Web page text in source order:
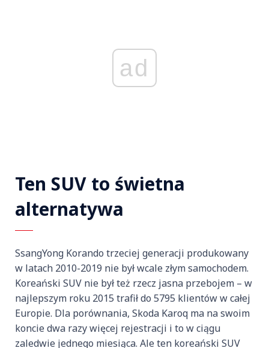
ad
Ten SUV to świetna
alternatywa
SsangYong Korando trzeciej generacji produkowany
w latach 2010-2019 nie był wcale złym samochodem.
Koreański SUV nie był też rzecz jasna przebojem – w
najlepszym roku 2015 trafił do 5795 klientów w całej
Europie. Dla porównania, Skoda Karoq ma na swoim
koncie dwa razy więcej rejestracji i to w ciągu
zaledwie jednego miesiąca. Ale ten koreański SUV